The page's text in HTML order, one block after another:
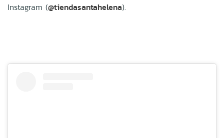
Instagram (@tiendasantahelena).